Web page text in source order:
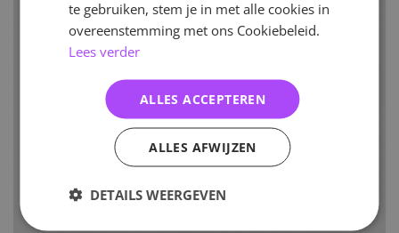
te gebruiken, stem je in met alle cookies in
overeenstemming met ons Cookiebeleid.
Lees verder
ALLES ACCEPTEREN
ALLES AFWIJZEN
DETAILS WEERGEVEN